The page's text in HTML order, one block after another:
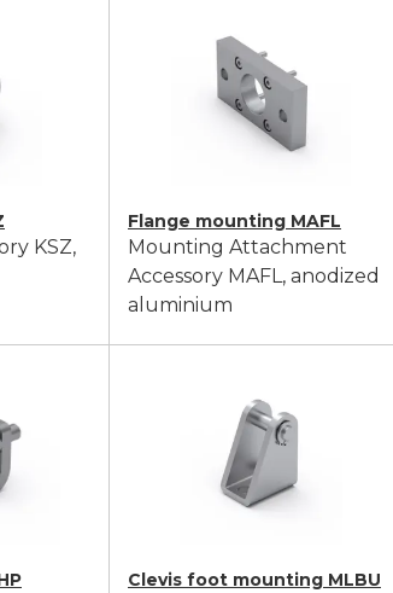
KSZ,
Flange mounting MAFL
Mounting Attachment
Accessory MAFL, anodized
aluminium
Clevis foot mounting MLBU